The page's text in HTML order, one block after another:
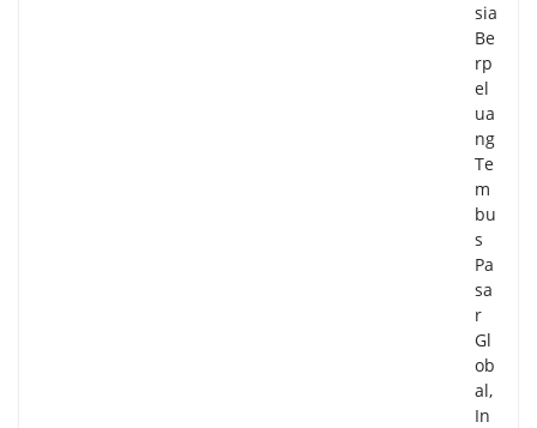
sia
Be
rp
el
ua
ng
Te
m
bu
s
Pa
sa
r
Gl
ob
al,
In